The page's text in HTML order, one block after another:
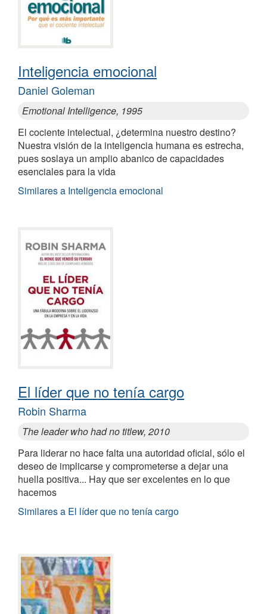
Inteligencia emocional
Daniel Goleman
Emotional Intelligence, 1995
El cociente intelectual, ¿determina nuestro destino?
Nuestra visión de la inteligencia humana es estrecha,
pues soslaya un amplio abanico de capacidades
esenciales para la vida
Similares a Inteligencia emocional
El líder que no tenía cargo
Robin Sharma
The leader who had no titlew, 2010
Para liderar no hace falta una autoridad oficial, sólo el
deseo de implicarse y comprometerse a dejar una
huella positiva... Hay que ser excelentes en lo que
hacemos
Similares a El líder que no tenía cargo